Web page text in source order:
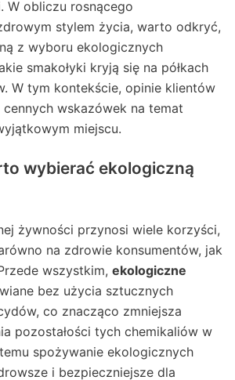
W obliczu rosnącego
stylem życia, warto odkryć,
z wyboru ekologicznych
smakołyki kryją się na półkach
W tym kontekście, opinie klientów
wskazówek na temat
miejscu.
wybierać ekologiczną
żywności przynosi wiele korzyści,
na zdrowie konsumentów, jak
wszystkim, ekologiczne
bez użycia sztucznych
co znacząco zmniejsza
pozostałości tych chemikaliów w
spożywanie ekologicznych
i bezpieczniejsze dla